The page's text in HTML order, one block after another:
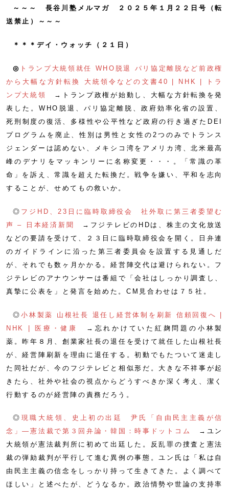
～～～ 長谷川塾メルマガ ２０２５年１月２２日号（転
送禁止）～～～
＊＊＊デイ・ウォッチ（２１日）
◎ トランプ大統領就任 WHO脱退 パリ協定離脱など前政権
から大幅な方針転換 大統領令などの文書40 | NHK | トラ
ンプ大統領
→トランプ政権が始動し、大幅な方針転換を発
表した。WHO脱退、パリ協定離脱、政府効率化省の設置、
死刑制度の復活、多様性や公平性など政府の行き過ぎたDEI
プログラムを廃止、性別は男性と女性の2つのみでトランス
ジェンダーは認めない、メキシコ湾をアメリカ湾、北米最高
峰のデナリをマッキンリーに名称変更・・・。「常識の革
命」を訴え、常識を超えた転換だ。戦争を嫌い、平和を志向
することが、せめてもの救いか。
◎ フジHD、23日に臨時取締役会 社外取に第三者委望む
声 – 日本経済新聞
→フジテレビのHDは、株主の文化放送
などの要請を受けて、２３日に臨時取締役会を開く。日弁連
のガイドラインに沿った第三者委員会を設置する見通しだ
が、それでも数ヶ月かかる。経営陣交代は避けられない。フ
ジテレビのアナウンサーは番組で「会社はしっかり調査し、
真摯に公表を」と発言を始めた。CM見合わせは７５社。
◎小林製薬 山根社長 退任し経営体制を刷新 信頼回復へ |
NHK | 医療・健康
→忘れかけていた紅麹問題の小林製
薬。昨年８月、創業家社長の退任を受けて就任した山根社長
が、経営陣刷新を理由に退任する。初動でもたついて迷走し
た同社だが、今のフジテレビと相似形だ。大きな不祥事が起
きたら、社外や社会の視点からどうすべきか深く考え、潔く
行動するのが経営陣の責務だろう。
◎ 現職大統領、史上初の出廷 尹氏「自由民主主義が信
念」―憲法裁で第３回弁論・韓国：時事ドットコム
→ユン
大統領が憲法裁判所に初めて出廷した。反乱罪の捜査と憲法
裁の弾劾裁判が平行して進む異例の事態。ユン氏は「私は自
由民主主義の信念をしっかり持って生きてきた。よく調べて
ほしい」と述べたが、どうなるか。政治情勢や世論の支持率